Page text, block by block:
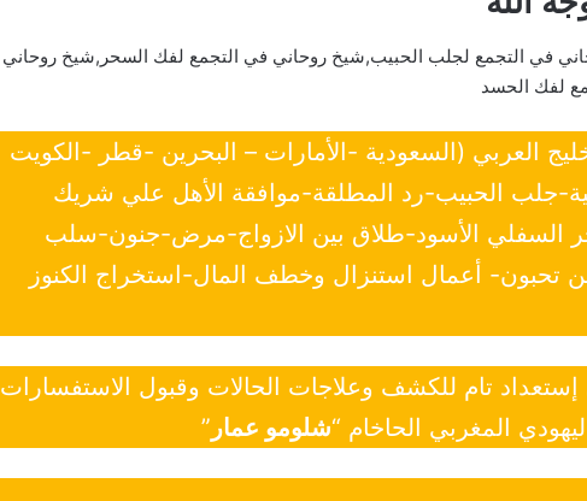
في التجمع لجلب الحبيب,شيخ روحاني في التجمع لفك السحر,شيخ روحاني
لفك الحسد
العربي (السعودية -الأمارات – البحرين -قطر -الكويت
جلب الحبيب-رد المطلقة-موافقة الأهل علي شريك
السفلي الأسود-طلاق بين الازواج-مرض-جنون-سلب
تحبون- أعمال استنزال وخطف المال-استخراج الكنوز
إستعداد تام للكشف وعلاجات الحالات وقبول الاستفسارات
المغربي الحاخام “شلومو عمار ”